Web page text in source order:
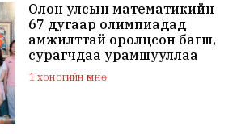
Олон улсын математикийн
67 дугаар олимпиадад
амжилттай оролцсон багш,
сурагчдаа урамшууллаа
1 хоногийн өмнө